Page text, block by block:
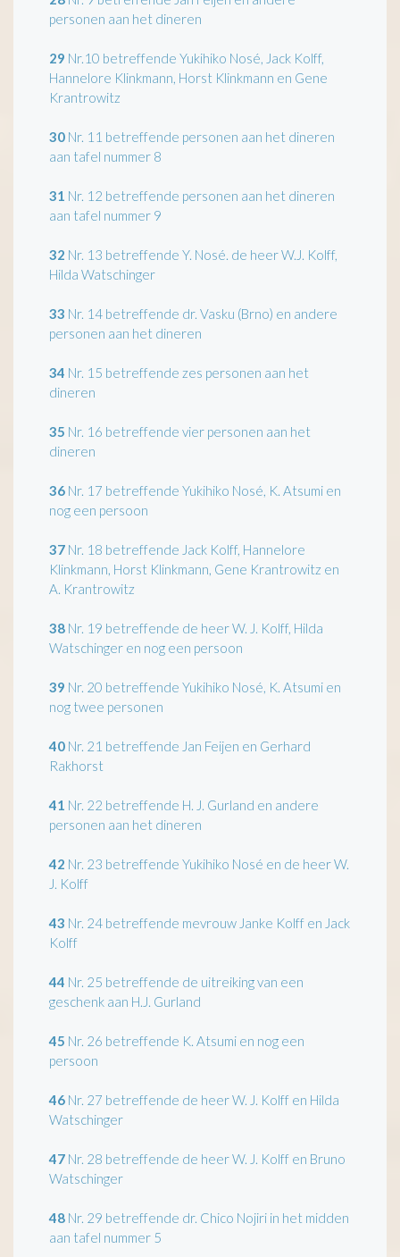
personen aan het dineren
29 Nr.10 betreffende Yukihiko Nosé, Jack Kolff,
Hannelore Klinkmann, Horst Klinkmann en Gene
Krantrowitz
30 Nr. 11 betreffende personen aan het dineren
aan tafel nummer 8
31 Nr. 12 betreffende personen aan het dineren
aan tafel nummer 9
32 Nr. 13 betreffende Y. Nosé. de heer W.J. Kolff,
Hilda Watschinger
33 Nr. 14 betreffende dr. Vasku (Brno) en andere
personen aan het dineren
34 Nr. 15 betreffende zes personen aan het
dineren
35 Nr. 16 betreffende vier personen aan het
dineren
36 Nr. 17 betreffende Yukihiko Nosé, K. Atsumi en
nog een persoon
37 Nr. 18 betreffende Jack Kolff, Hannelore
Klinkmann, Horst Klinkmann, Gene Krantrowitz en
A. Krantrowitz
38 Nr. 19 betreffende de heer W. J. Kolff, Hilda
Watschinger en nog een persoon
39 Nr. 20 betreffende Yukihiko Nosé, K. Atsumi en
nog twee personen
40 Nr. 21 betreffende Jan Feijen en Gerhard
Rakhorst
41 Nr. 22 betreffende H. J. Gurland en andere
personen aan het dineren
42 Nr. 23 betreffende Yukihiko Nosé en de heer W.
J. Kolff
43 Nr. 24 betreffende mevrouw Janke Kolff en Jack
Kolff
44 Nr. 25 betreffende de uitreiking van een
geschenk aan H.J. Gurland
45 Nr. 26 betreffende K. Atsumi en nog een
persoon
46 Nr. 27 betreffende de heer W. J. Kolff en Hilda
Watschinger
47 Nr. 28 betreffende de heer W. J. Kolff en Bruno
Watschinger
48 Nr. 29 betreffende dr. Chico Nojiri in het midden
aan tafel nummer 5